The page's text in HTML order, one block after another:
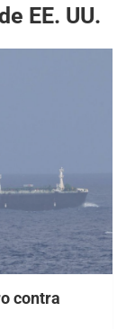
EE. UU.
contra